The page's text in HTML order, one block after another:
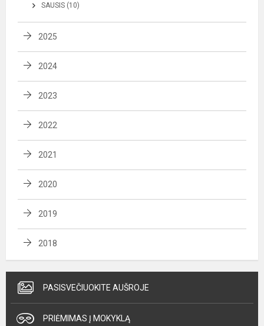
SAUSIS (10)
2025
2024
2023
2022
2021
2020
2019
2018
PASISVEČIUOKITE AUŠROJE
PRIĖMIMAS Į MOKYKLĄ